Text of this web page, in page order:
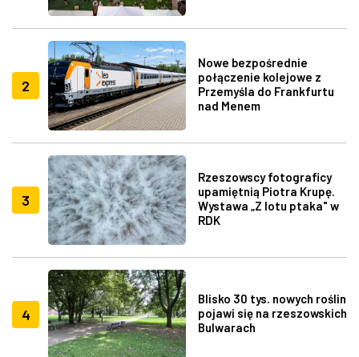
2
Nowe bezpośrednie
połączenie kolejowe z
Przemyśla do Frankfurtu
nad Menem
3
Rzeszowscy fotograficy
upamiętnią Piotra Krupę.
Wystawa „Z lotu ptaka" w
RDK
4
Blisko 30 tys. nowych roślin
pojawi się na rzeszowskich
Bulwarach